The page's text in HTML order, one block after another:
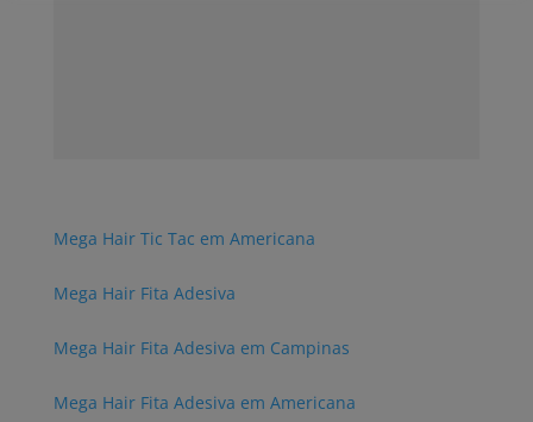
Mega Hair Tic Tac em Americana
Mega Hair Fita Adesiva
Mega Hair Fita Adesiva em Campinas
Mega Hair Fita Adesiva em Americana